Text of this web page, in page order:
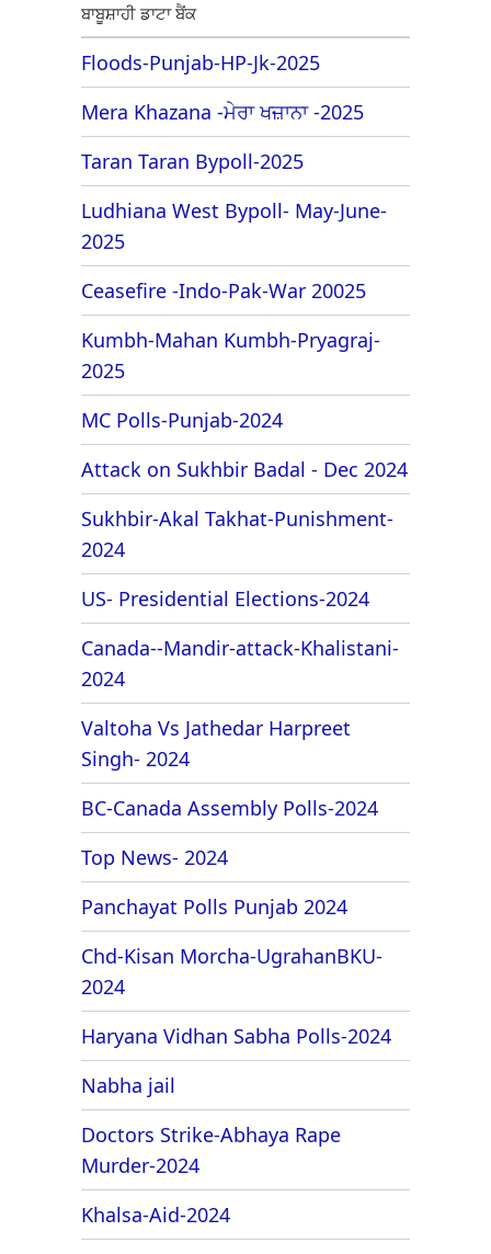
ਬਾਬੂਸ਼ਾਹੀ ਡਾਟਾ ਬੈਂਕ
Floods-Punjab-HP-Jk-2025
Mera Khazana -ਮੇਰਾ ਖਜ਼ਾਨਾ -2025
Taran Taran Bypoll-2025
Ludhiana West Bypoll- May-June-
2025
Ceasefire -Indo-Pak-War 20025
Kumbh-Mahan Kumbh-Pryagraj-
2025
MC Polls-Punjab-2024
Attack on Sukhbir Badal - Dec 2024
Sukhbir-Akal Takhat-Punishment-
2024
US- Presidential Elections-2024
Canada--Mandir-attack-Khalistani-
2024
Valtoha Vs Jathedar Harpreet
Singh- 2024
BC-Canada Assembly Polls-2024
Top News- 2024
Panchayat Polls Punjab 2024
Chd-Kisan Morcha-UgrahanBKU-
2024
Haryana Vidhan Sabha Polls-2024
Nabha jail
Doctors Strike-Abhaya Rape
Murder-2024
Khalsa-Aid-2024